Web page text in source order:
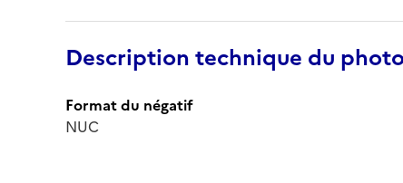
Description technique du
Format du négatif
NUC